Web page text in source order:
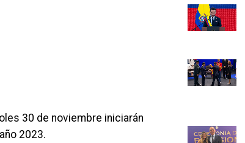
30 de noviembre iniciarán
2023.